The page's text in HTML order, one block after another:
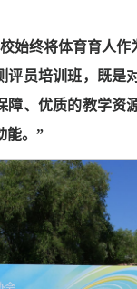
始终将体育育人
评员培训班，既
障、优质的教学
能。”